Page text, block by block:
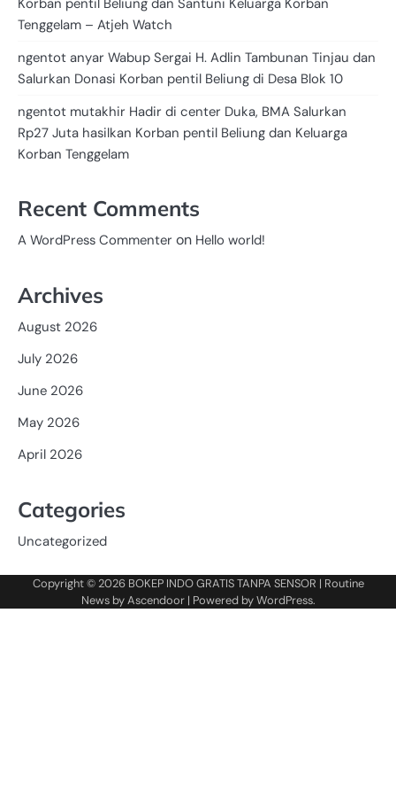
Tenggelam – Atjeh Watch
ngentot anyar Wabup Sergai H. Adlin Tambunan Tinjau dan
Salurkan Donasi Korban pentil Beliung di Desa Blok 10
ngentot mutakhir Hadir di center Duka, BMA Salurkan
Rp27 Juta hasilkan Korban pentil Beliung dan Keluarga
Korban Tenggelam
Recent Comments
A WordPress Commenter on Hello world!
Archives
August 2026
July 2026
June 2026
May 2026
April 2026
Categories
Uncategorized
Copyright © 2026 BOKEP INDO GRATIS TANPA SENSOR | Routine
News byAscendoor| Powered byWordPress.